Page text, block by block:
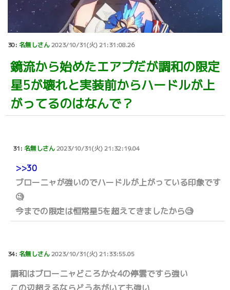
30: 名無しさん2023/10/31(火) 21:31:08.26
鏡流から始めたエアプだが調和の限定
星5が壊れと実装前からハードルが上
がってるのはなんで？
31: 名無しさん2023/10/31(火) 21:32:19.04
>>30
ブローニャが強いのでハードルが上がっている印象です
🧐
今までの限定は恒常星5を超えてきましたから🧐
34: 名無しさん2023/10/31(火) 21:33:55.05
調和はブローニャどころか☆4の停雲ですら強い